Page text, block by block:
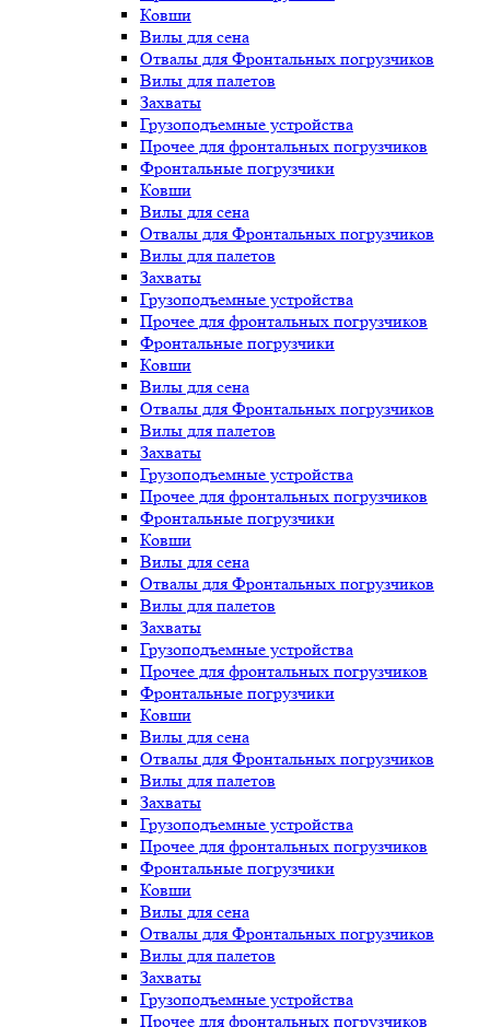
Ковши
Вилы для сена
Отвалы для Фронтальных погрузчиков
Вилы для палетов
Захваты
Грузоподъемные устройства
Прочее для фронтальных погрузчиков
Фронтальные погрузчики
Ковши
Вилы для сена
Отвалы для Фронтальных погрузчиков
Вилы для палетов
Захваты
Грузоподъемные устройства
Прочее для фронтальных погрузчиков
Фронтальные погрузчики
Ковши
Вилы для сена
Отвалы для Фронтальных погрузчиков
Вилы для палетов
Захваты
Грузоподъемные устройства
Прочее для фронтальных погрузчиков
Фронтальные погрузчики
Ковши
Вилы для сена
Отвалы для Фронтальных погрузчиков
Вилы для палетов
Захваты
Грузоподъемные устройства
Прочее для фронтальных погрузчиков
Фронтальные погрузчики
Ковши
Вилы для сена
Отвалы для Фронтальных погрузчиков
Вилы для палетов
Захваты
Грузоподъемные устройства
Прочее для фронтальных погрузчиков
Фронтальные погрузчики
Ковши
Вилы для сена
Отвалы для Фронтальных погрузчиков
Вилы для палетов
Захваты
Грузоподъемные устройства
Прочее для фронтальных погрузчиков